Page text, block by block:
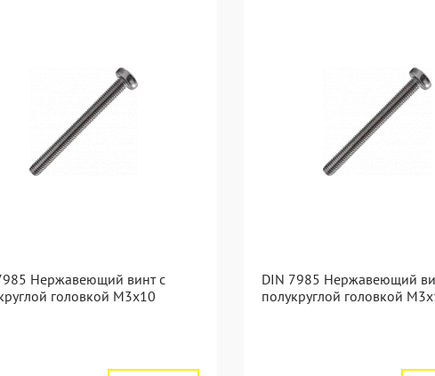
Нержавеющий винт с
головкой М3х10
DIN 7985 Нержавеющий
полукруглой головкой